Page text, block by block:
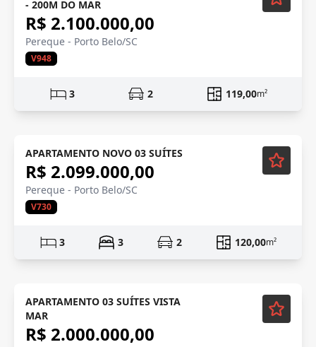
- 200M DO MAR
R$ 2.100.000,00
Pereque - Porto Belo/SC
V948
3 2 119,00m²
APARTAMENTO NOVO 03 SUÍTES
R$ 2.099.000,00
Pereque - Porto Belo/SC
V730
3 3 2 120,00m²
Em Construção
APARTAMENTO 03 SUÍTES VISTA
MAR
R$ 2.000.000,00